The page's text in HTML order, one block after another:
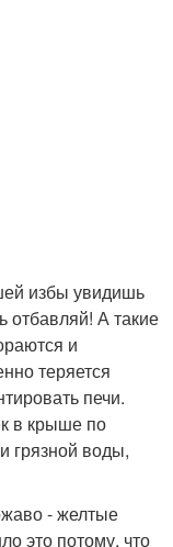
избы увидишь
отбавляй! А такие
и
теряется
печи.
в крыше по
грязной воды,
- желтые
это потому, что